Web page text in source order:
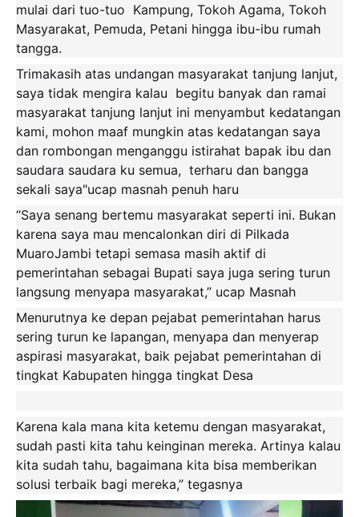
mulai dari tuo-tuo Kampung, Tokoh Agama, Tokoh
Masyarakat, Pemuda, Petani hingga ibu-ibu rumah
tangga.
Trimakasih atas undangan masyarakat tanjung lanjut,
saya tidak mengira kalau begitu banyak dan ramai
masyarakat tanjung lanjut ini menyambut kedatangan
kami, mohon maaf mungkin atas kedatangan saya
dan rombongan menganggu istirahat bapak ibu dan
saudara saudara ku semua, terharu dan bangga
sekali saya"ucap masnah penuh haru
“Saya senang bertemu masyarakat seperti ini. Bukan
karena saya mau mencalonkan diri di Pilkada
MuaroJambi tetapi semasa masih aktif di
pemerintahan sebagai Bupati saya juga sering turun
langsung menyapa masyarakat,” ucap Masnah
Menurutnya ke depan pejabat pemerintahan harus
sering turun ke lapangan, menyapa dan menyerap
aspirasi masyarakat, baik pejabat pemerintahan di
tingkat Kabupaten hingga tingkat Desa
Karena kala mana kita ketemu dengan masyarakat,
sudah pasti kita tahu keinginan mereka. Artinya kalau
kita sudah tahu, bagaimana kita bisa memberikan
solusi terbaik bagi mereka,” tegasnya